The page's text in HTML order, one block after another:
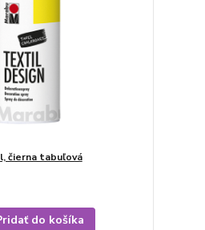
čierna tabuľová
do košíka